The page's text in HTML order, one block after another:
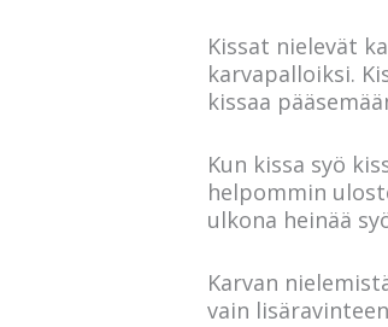
Kissat nielevät
karvapalloiksi.
kissaa
Kun kissa syö
helpommin
ulkona heinää
Karvan
vain